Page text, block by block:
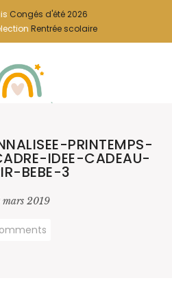
Congés d'été 2026
Rentrée scolaire
PRINTEMPS-
IDEE-CADEAU-
BEBE-3
2019